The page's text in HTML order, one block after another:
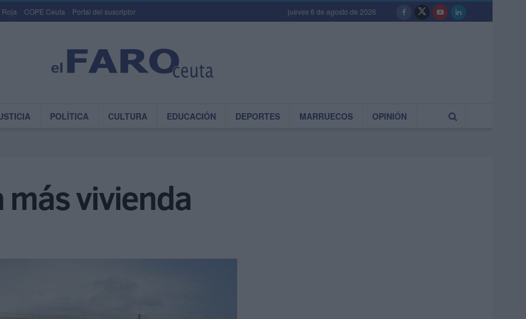
Roja COPE Ceuta Portal del suscriptor jueves 6 de agosto de 2026
POLÍTICA CULTURA EDUCACIÓN DEPORTES MARRUECOS OPINIÓN
vivienda